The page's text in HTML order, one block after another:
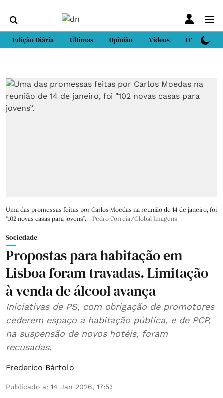
Edição Diária Últimas Opinião Vídeos DN Sport
Uma das promessas feitas por Carlos Moedas na reunião de 14 de janeiro, foi
"102 novas casas para jovens”.
Pedro Correia/Global Imagens
Sociedade
Propostas para habitação em
Lisboa foram travadas. Limitação
à venda de álcool avança
Iniciativas de PS, com obrigação de promotores
cederem espaço a habitação pública, e de PCP,
na suspensão de novos hotéis, foram
recusadas.
Frederico Bártolo
Publicado a: 14 Jan 2026, 17:53